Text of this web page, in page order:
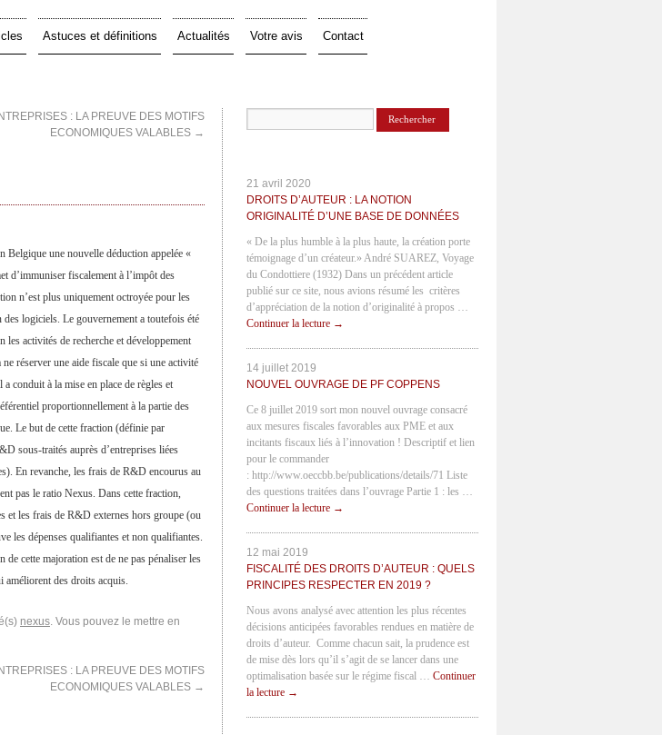
Astuces et définitions Actualités Votre avis Contact
: LA PREUVE DES MOTIFS
ECONOMIQUES VALABLES →
une nouvelle déduction appelée «
d’immuniser fiscalement à l’impôt des
n’est plus uniquement octroyée pour les
logiciels. Le gouvernement a toutefois été
activités de recherche et développement
réserver une aide fiscale que si une activité
conduit à la mise en place de règles et
proportionnellement à la partie des
Le but de cette fraction (définie par
sous-traités auprès d’entreprises liées
En revanche, les frais de R&D encourus au
pas le ratio Nexus. Dans cette fraction,
et les frais de R&D externes hors groupe (ou
les dépenses qualifiantes et non qualifiantes.
cette majoration est de ne pas pénaliser les
améliorent des droits acquis.
nexus. Vous pouvez le mettre en
: LA PREUVE DES MOTIFS
ECONOMIQUES VALABLES →
21 avril 2020
DROITS D’AUTEUR : LA NOTION
ORIGINALITÉ D’UNE BASE DE DONNÉES
« De la plus humble à la plus haute, la création porte
témoignage d’un créateur.» André SUAREZ, Voyage
du Condottiere (1932) Dans un précédent article
publié sur ce site, nous avions résumé les critères
d’appréciation de la notion d’originalité à propos …
Continuer la lecture →
14 juillet 2019
NOUVEL OUVRAGE DE PF COPPENS
Ce 8 juillet 2019 sort mon nouvel ouvrage consacré
aux mesures fiscales favorables aux PME et aux
incitants fiscaux liés à l’innovation ! Descriptif et lien
pour le commander
: http://www.oeccbb.be/publications/details/71 Liste
des questions traitées dans l’ouvrage Partie 1 : les …
Continuer la lecture →
12 mai 2019
FISCALITÉ DES DROITS D’AUTEUR : QUELS
PRINCIPES RESPECTER EN 2019 ?
Nous avons analysé avec attention les plus récentes
décisions anticipées favorables rendues en matière de
droits d’auteur. Comme chacun sait, la prudence est
de mise dès lors qu’il s’agit de se lancer dans une
optimalisation basée sur le régime fiscal …Continuer
la lecture →